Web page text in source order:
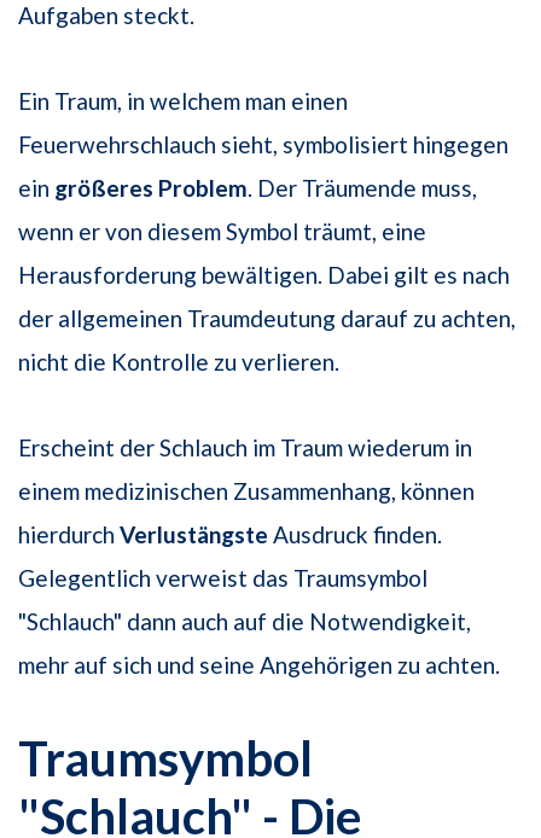
Aufgaben steckt.
Ein Traum, in welchem man einen
Feuerwehrschlauch sieht, symbolisiert hingegen
ein größeres Problem. Der Träumende muss,
wenn er von diesem Symbol träumt, eine
Herausforderung bewältigen. Dabei gilt es nach
der allgemeinen Traumdeutung darauf zu achten,
nicht die Kontrolle zu verlieren.
Erscheint der Schlauch im Traum wiederum in
einem medizinischen Zusammenhang, können
hierdurch Verlustängste Ausdruck finden.
Gelegentlich verweist das Traumsymbol
"Schlauch" dann auch auf die Notwendigkeit,
mehr auf sich und seine Angehörigen zu achten.
Traumsymbol
"Schlauch" - Die